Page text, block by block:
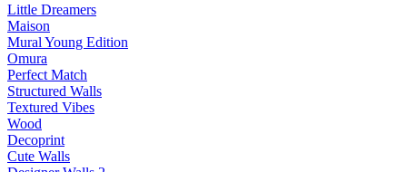
Little Dreamers
Maison
Mural Young Edition
Omura
Perfect Match
Structured Walls
Textured Vibes
Wood
Decoprint
Cute Walls